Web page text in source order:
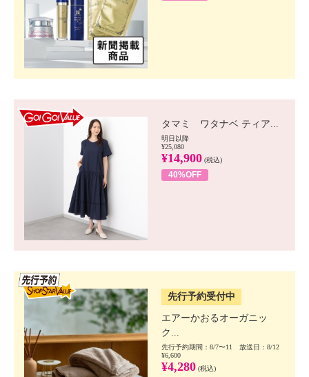
タマミ ワタナベ ティア...
明日以降
¥25,080
¥14,900 (税込)
40%OFF
先行予約受付中
エアーかおるオーガニッ
ク...
先行予約期間：8/7〜11 放送日：8/12
¥6,600
¥4,280 (税込)